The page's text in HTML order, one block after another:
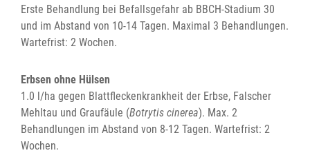
Erste Behandlung bei Befallsgefahr ab BBCH-Stadium 30
und im Abstand von 10-14 Tagen. Maximal 3 Behandlungen.
Wartefrist: 2 Wochen.
Erbsen ohne Hülsen
1.0 l/ha gegen Blattfleckenkrankheit der Erbse, Falscher
Mehltau und Graufäule (Botrytis cinerea). Max. 2
Behandlungen im Abstand von 8-12 Tagen. Wartefrist: 2
Wochen.